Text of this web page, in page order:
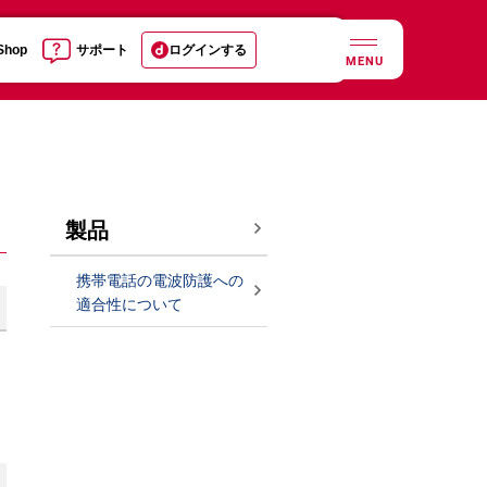
サポート ログインする
MENU
製品
携帯電話の電波防護への
適合性について